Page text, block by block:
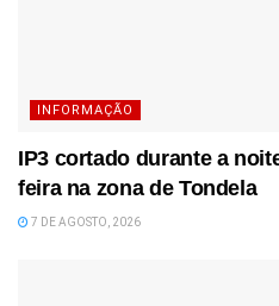
INFORMAÇÃO
IP3 cortado durante a
feira na zona de Tondela
7 DE AGOSTO, 2026